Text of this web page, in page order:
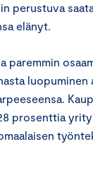
perustuva
elänyt.
paremmin
prosenttia